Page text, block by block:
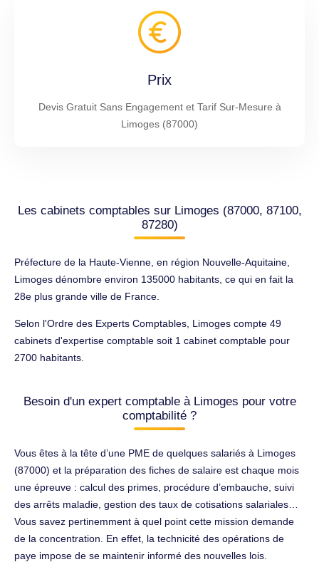
Prix
Devis Gratuit Sans Engagement et Tarif Sur-Mesure à
Limoges (87000)
Les cabinets comptables sur Limoges (87000, 87100,
87280)
Préfecture de la Haute-Vienne, en région Nouvelle-Aquitaine,
Limoges dénombre environ 135000 habitants, ce qui en fait la
28e plus grande ville de France.
Selon l'Ordre des Experts Comptables, Limoges compte 49
cabinets d'expertise comptable soit 1 cabinet comptable pour
2700 habitants.
Besoin d'un expert comptable à Limoges pour votre
comptabilité ?
Vous êtes à la tête d’une PME de quelques salariés à Limoges
(87000) et la préparation des fiches de salaire est chaque mois
une épreuve : calcul des primes, procédure d’embauche, suivi
des arrêts maladie, gestion des taux de cotisations salariales…
Vous savez pertinemment à quel point cette mission demande
de la concentration. En effet, la technicité des opérations de
paye impose de se maintenir informé des nouvelles lois.